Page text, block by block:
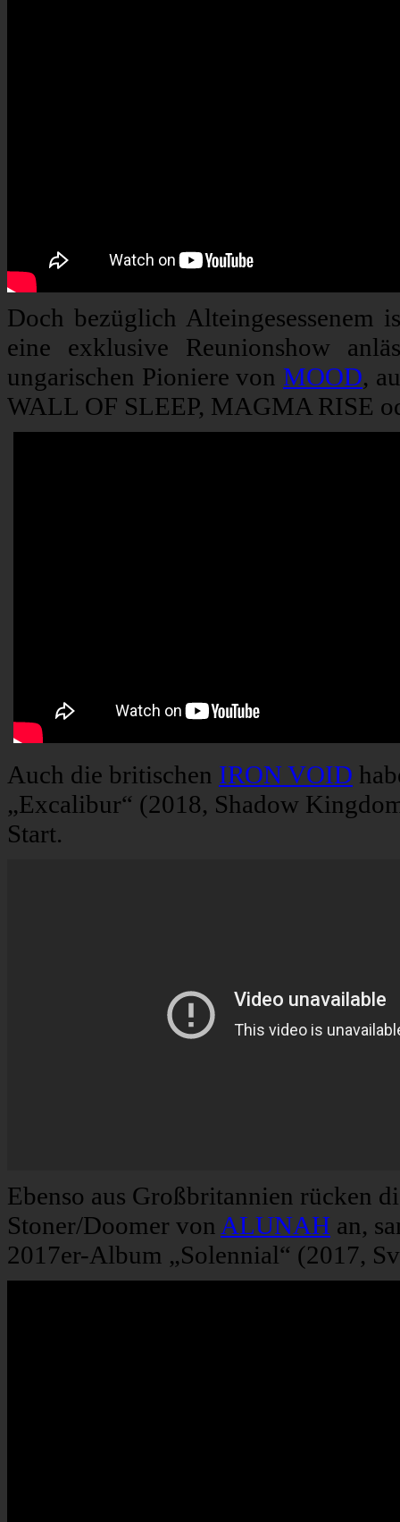
Doch bezüglich
eine exklusive Reunionshow
ungarischen Pioniere von MOOD,
WALL OF SLEEP, MAGMA RISE
Auch die britischen IRON VOID
„Excalibur“ (2018, Shadow
Start.
Ebenso aus Großbritannien rücken
Stoner/Doomer von ALUNAH an,
2017er-Album „Solennial“ (2017,